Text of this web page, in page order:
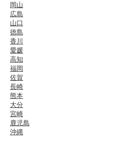
岡山
広島
山口
徳島
香川
愛媛
高知
福岡
佐賀
長崎
熊本
大分
宮崎
鹿児島
沖縄